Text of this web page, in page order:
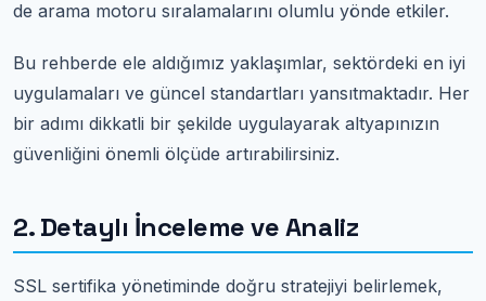
de arama motoru sıralamalarını olumlu yönde etkiler.
Bu rehberde ele aldığımız yaklaşımlar, sektördeki en iyi
uygulamaları ve güncel standartları yansıtmaktadır. Her
bir adımı dikkatli bir şekilde uygulayarak altyapınızın
güvenliğini önemli ölçüde artırabilirsiniz.
2. Detaylı İnceleme ve Analiz
SSL sertifika yönetiminde doğru stratejiyi belirlemek,